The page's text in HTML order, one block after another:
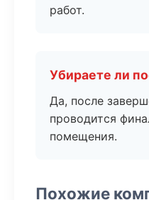
работ.
Убираете ли
Да, после
проводится
помещения.
Похожие